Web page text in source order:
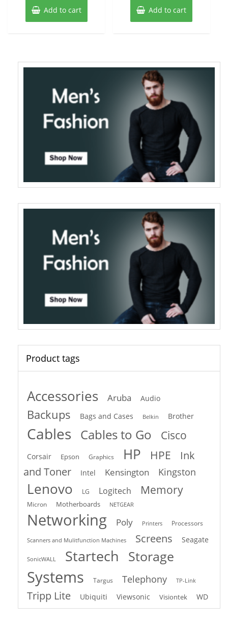
Add to cart Add to cart
Product tags
Accessories Aruba Audio
Backups Bags and Cases Belkin Brother
Cables Cables to Go Cisco
Corsair Epson Graphics HP HPE
Ink
and Toner
Intel Kensington Kingston
Lenovo LG Logitech Memory
Micron Motherboards NETGEAR
Networking Poly Printers Processors
Scanners and Mulitfunction Machines Screens Seagate
SonicWALL Startech Storage
Systems Targus Telephony TP-Link
Tripp Lite Ubiquiti Viewsonic Visiontek WD